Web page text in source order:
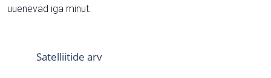
uuenevad iga minut.